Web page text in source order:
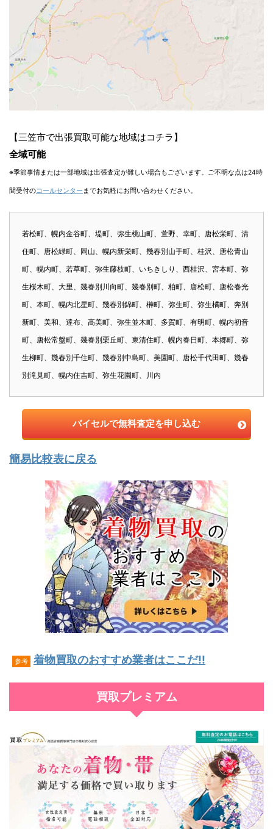
【三笠市で出張買取可能な地域はコチラ】
全域可能
※季節事情または一部地域は出張査定が難しい場合もございます。ご不明な点は24時
間受付のコールセンター までお気軽にお問い合わせください。
若松町、幌内金谷町、堤町、弥生桃山町、萱野、幸町、唐松栄町、清
住町、唐松緑町、岡山、幌内新栄町、幾春別山手町、桂沢、唐松青山
町、幌内町、若草町、弥生藤枝町、いちきしり、西桂沢、宮本町、弥
生桜木町、大里、幾春別川向町、幾春別町、柏町、唐松町、唐松春光
町、本町、幌内北星町、幾春別錦町、榊町、弥生町、弥生橘町、奔別
新町、美和、達布、高美町、弥生並木町、多賀町、有明町、幌内初音
町、唐松常盤町、幾春別栗丘町、東清住町、幌内春日町、本郷町、弥
生柳町、幾春別千住町、幾春別中島町、美園町、唐松千代田町、幾春
別滝見町、幌内住吉町、弥生花園町、川内
バイセルで無料査定を申し込む
簡易比較表に戻る
参考 着物買取のおすすめ業者はここだ!!
買取プレミアム